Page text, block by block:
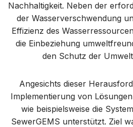
Nachhaltigkeit. Neben der
der Wasserverschwendung
Effizienz des
die Einbeziehung
den Schutz der
Angesichts dieser
Implementierung von
wie beispielsweise die
SewerGEMS unterstützt. Ziel